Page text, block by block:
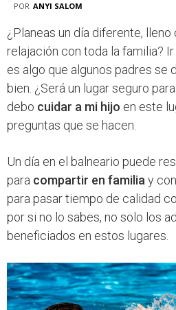
POR ANYI SALOM
¿Planeas un día diferente,
relajación con toda la familia?
es algo que algunos padres se
bien. ¿Será un lugar seguro
debo cuidar a mi hijo en este
preguntas que se hacen.
Un día en el balneario puede
para compartir en familia y
para pasar tiempo de calidad
por si no lo sabes, no solo los
beneficiados en estos lugares.